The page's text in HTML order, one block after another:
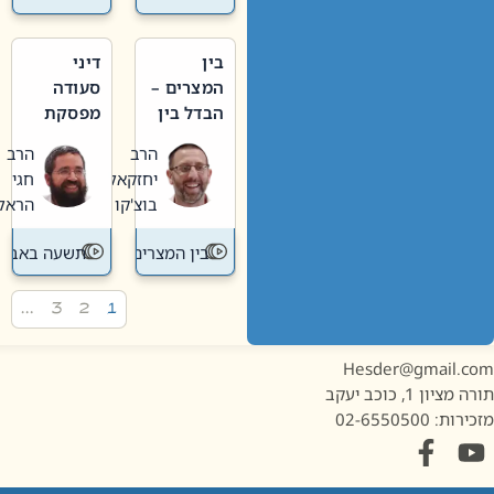
בין
המצרים –
הבדל בין
חדשה
לישנה
הרב
יחזקאל
בוצ'קו
בין המצרים
דיני
סעודה
מפסקת
תשעה
באב
הרב
חגי
הראל
תשעה באב
1, כוכב יעקב
02-6550500